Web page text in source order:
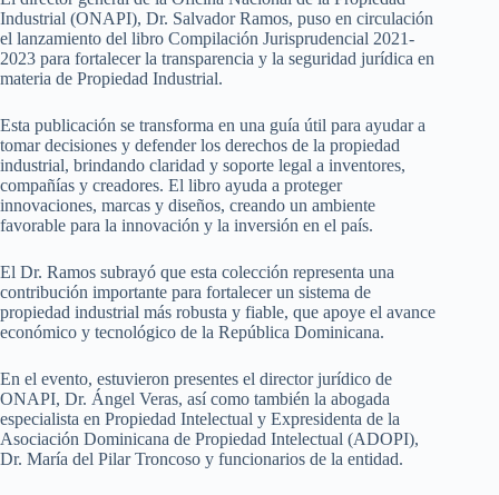
Industrial (ONAPI), Dr. Salvador Ramos, puso en circulación
el lanzamiento del libro Compilación Jurisprudencial 2021-
2023 para fortalecer la transparencia y la seguridad jurídica en
materia de Propiedad Industrial.
Esta publicación se transforma en una guía útil para ayudar a
tomar decisiones y defender los derechos de la propiedad
industrial, brindando claridad y soporte legal a inventores,
compañías y creadores. El libro ayuda a proteger
innovaciones, marcas y diseños, creando un ambiente
favorable para la innovación y la inversión en el país.
El Dr. Ramos subrayó que esta colección representa una
contribución importante para fortalecer un sistema de
propiedad industrial más robusta y fiable, que apoye el avance
económico y tecnológico de la República Dominicana.
En el evento, estuvieron presentes el director jurídico de
ONAPI, Dr. Ángel Veras, así como también la abogada
especialista en Propiedad Intelectual y Expresidenta de la
Asociación Dominicana de Propiedad Intelectual (ADOPI),
Dr. María del Pilar Troncoso y funcionarios de la entidad.